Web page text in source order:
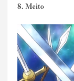
8. Meito